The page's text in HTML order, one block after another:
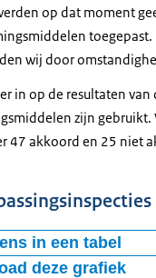
op dat moment
toegepast.
wij door
in op de resultaten van
zijn gebruikt.
47 akkoord en 25 niet
in een tabel
deze grafiek